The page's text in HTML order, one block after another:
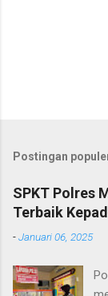
Postingan
SPKT Polres
Terbaik
-Januari 06, 2025